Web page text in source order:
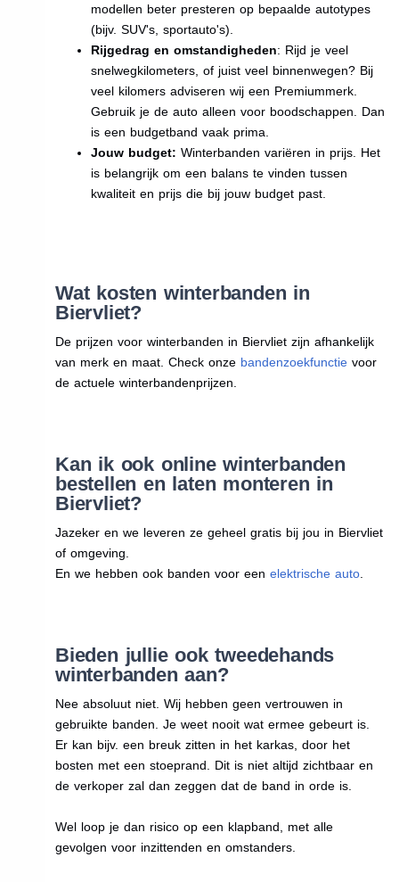
modellen beter presteren op bepaalde autotypes
(bijv. SUV's, sportauto's).
Rijgedrag en omstandigheden: Rijd je veel
snelwegkilometers, of juist veel binnenwegen? Bij
veel kilomers adviseren wij een Premiummerk.
Gebruik je de auto alleen voor boodschappen. Dan
is een budgetband vaak prima.
Jouw budget: Winterbanden variëren in prijs. Het
is belangrijk om een balans te vinden tussen
kwaliteit en prijs die bij jouw budget past.
Wat kosten winterbanden in
Biervliet?
De prijzen voor winterbanden in Biervliet zijn afhankelijk
van merk en maat. Check onze bandenzoekfunctievoor
de actuele winterbandenprijzen.
Kan ik ook online winterbanden
bestellen en laten monteren in
Biervliet?
Jazeker en we leveren ze geheel gratis bij jou in Biervliet
of omgeving.
En we hebben ook banden voor een elektrische auto.
Bieden jullie ook tweedehands
winterbanden aan?
Nee absoluut niet. Wij hebben geen vertrouwen in
gebruikte banden. Je weet nooit wat ermee gebeurt is.
Er kan bijv. een breuk zitten in het karkas, door het
bosten met een stoeprand. Dit is niet altijd zichtbaar en
de verkoper zal dan zeggen dat de band in orde is.
Wel loop je dan risico op een klapband, met alle
gevolgen voor inzittenden en omstanders.